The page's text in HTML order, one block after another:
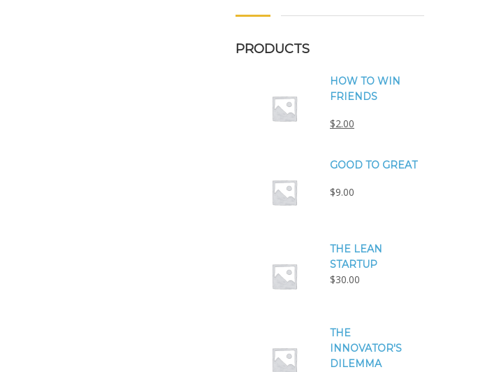
PRODUCTS
HOW TO WIN
FRIENDS
$2.00
GOOD TO GREAT
$9.00
THE LEAN
STARTUP
$30.00
THE
INNOVATOR'S
DILEMMA